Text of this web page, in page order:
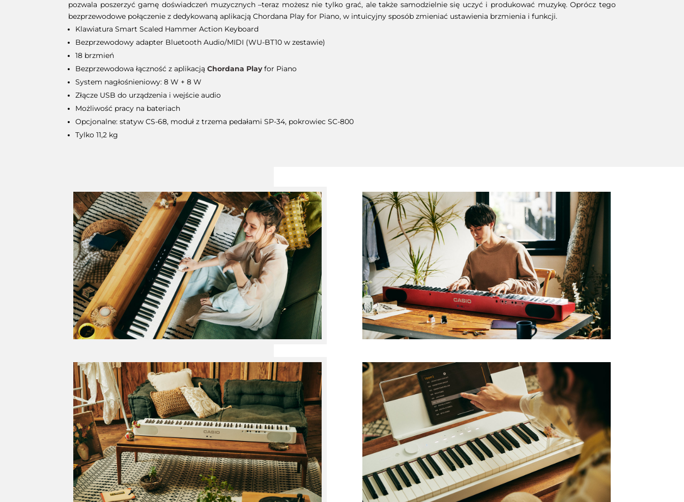
pozwala poszerzyć gamę doświadczeń muzycznych –teraz możesz nie tylko grać, ale także samodzielnie się uczyć i produkować muzykę. Oprócz tego
bezprzewodowe połączenie z dedykowaną aplikacją Chordana Play for Piano, w intuicyjny sposób zmieniać ustawienia brzmienia i funkcji.
Klawiatura Smart Scaled Hammer Action Keyboard
Bezprzewodowy adapter Bluetooth Audio/MIDI (WU-BT10 w zestawie)
18 brzmień
Bezprzewodowa łączność z aplikacją Chordana Playfor Piano
System nagłośnieniowy: 8 W + 8 W
Złącze USB do urządzenia i wejście audio
Możliwość pracy na bateriach
Opcjonalne: statyw CS-68, moduł z trzema pedałami SP-34, pokrowiec SC-800
Tylko 11,2 kg